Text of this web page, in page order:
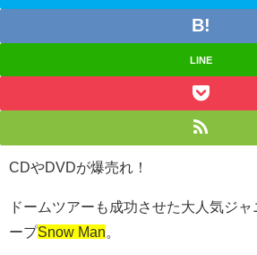
LINE
CDやDVDが爆売れ！
ドームツアーも成功させた大人気ジ
ープSnow Man